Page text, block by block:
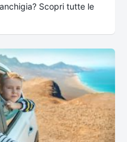
Scopri tutte le